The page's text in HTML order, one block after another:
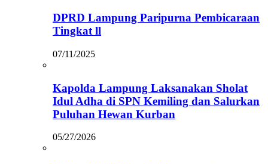
DPRD Lampung Paripurna Pembicaraan
Tingkat ll
07/11/2025
Kapolda Lampung Laksanakan Sholat
Idul Adha di SPN Kemiling dan Salurkan
Puluhan Hewan Kurban
05/27/2026